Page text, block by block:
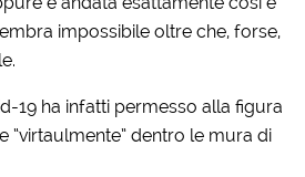
impossibile oltre che, forse,
19 ha infatti permesso alla figura
“virtaulmente” dentro le mura di